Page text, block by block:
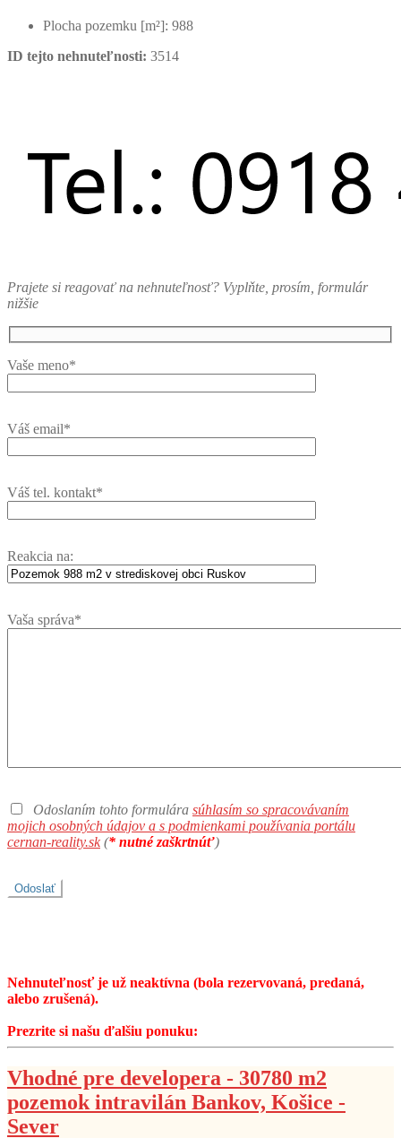
Plocha pozemku [m²]: 988
ID tejto nehnuteľnosti: 3514
Prajete si reagovať na nehnuteľnosť? Vyplňte, prosím, formulár
nižšie
Vaše meno*
Váš email*
Váš tel. kontakt*
Reakcia na:
Vaša správa*
Odoslaním tohto formulára súhlasím so spracovávaním
mojich osobných údajov a s podmienkami používania portálu
cernan-reality.sk(* nutné zaškrtnúť)
Nehnuteľnosť je už neaktívna (bola rezervovaná, predaná,
alebo zrušená).
Prezrite si našu ďalšiu ponuku:
Vhodné pre developera - 30780 m2
pozemok intravilán Bankov, Košice -
Sever